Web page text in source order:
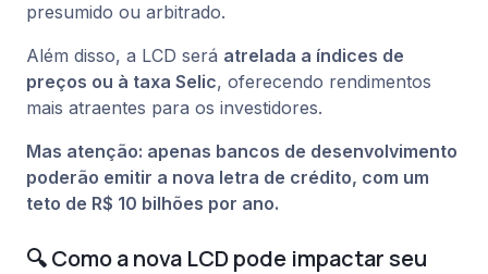
presumido ou arbitrado.
Além disso, a LCD será atrelada a índices de
preços ou à taxa Selic, oferecendo rendimentos
mais atraentes para os investidores.
Mas atenção: apenas bancos de desenvolvimento
poderão emitir a nova letra de crédito, com um
teto de R$ 10 bilhões por ano.
🔍 Como a nova LCD pode impactar seu